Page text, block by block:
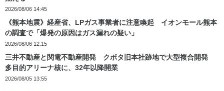
2026/08/06 14:45
《熊本地震》経産省、LPガス事業者に注意喚起 イオンモール熊本
の調査で「爆発の原因はガス漏れの疑い」
2026/08/06 12:15
三井不動産と関電不動産開発 クボタ旧本社跡地で大型複合開発
多目的アリーナ核に、32年以降開業
2026/08/05 13:55